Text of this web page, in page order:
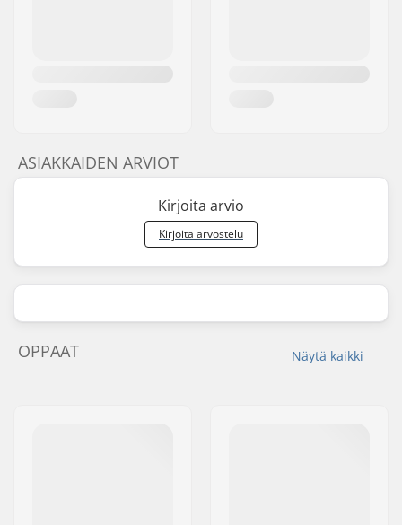
ASIAKKAIDEN ARVIOT
Kirjoita arvio
Kirjoita arvostelu
Näytä kaikki
OPPAAT